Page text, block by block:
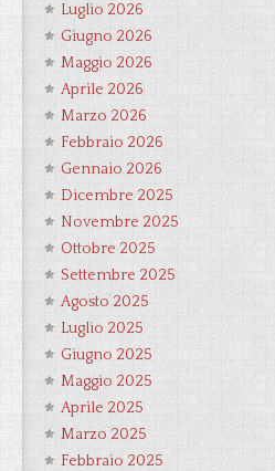
Luglio 2026
Giugno 2026
Maggio 2026
Aprile 2026
Marzo 2026
Febbraio 2026
Gennaio 2026
Dicembre 2025
Novembre 2025
Ottobre 2025
Settembre 2025
Agosto 2025
Luglio 2025
Giugno 2025
Maggio 2025
Aprile 2025
Marzo 2025
Febbraio 2025